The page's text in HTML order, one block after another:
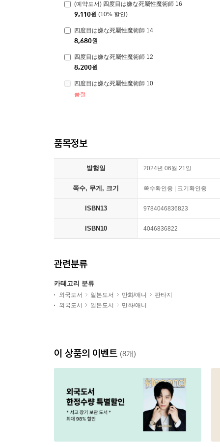
(예약도서) 四度目は嫌な死屬性魔術師 16
9,110원 (10% 할인)
四度目は嫌な死屬性魔術師 14
8,680원
四度目は嫌な死屬性魔術師 12
8,200원
四度目は嫌な死屬性魔術師 10
품절
품목정보
발행일 2024년 06월 21일
쪽수, 무게, 크기 쪽수확인중 | 크기확인중
ISBN13 9784046836823
ISBN10 4046836822
관련분류
카테고리 분류
외국도서 일본도서 만화/애니
판타지
외국도서
일본도서 만화/애니
이 상품의 이벤트 (8개)